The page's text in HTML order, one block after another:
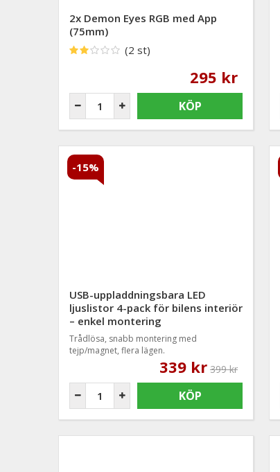
2x Demon Eyes RGB med App
(75mm)
(2 st)
295 kr
KÖP
-15%
USB-uppladdningsbara LED
ljuslistor 4-pack för bilens interiör
– enkel montering
Trådlösa, snabb montering med
tejp/magnet, flera lägen.
339 kr 399 kr
KÖP